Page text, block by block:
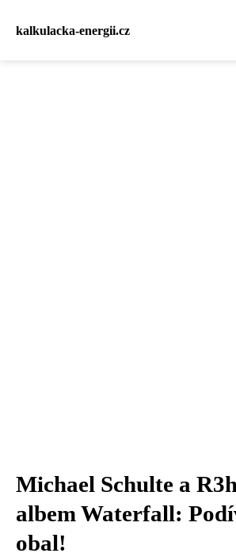
kalkulacka-energii.cz
Michael Schulte a
albem Waterfall:
obal!